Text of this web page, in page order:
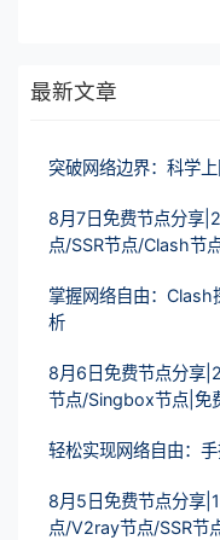
最新文章
突破网络边界：科学
8月7日免费节点分享
点/SSR节点/Clash节
掌握网络自由：Clash
析
8月6日免费节点分享
节点/Singbox节点|免
轻松实现网络自由：
8月5日免费节点分享
点/V2ray节点/SSR节